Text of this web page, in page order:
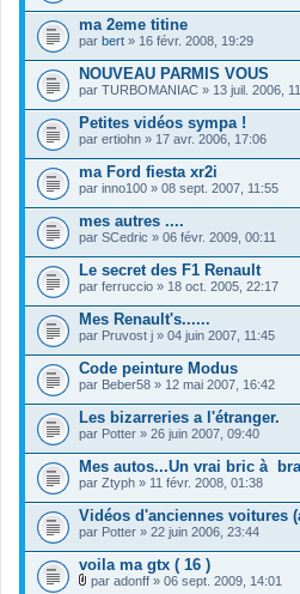
ma 2eme titine
par bert » 16 févr. 2008, 19:29
NOUVEAU PARMIS VOUS
par TURBOMANIAC » 13 juil. 2006,
Petites vidéos sympa !
par ertiohn » 17 avr. 2006, 17:06
ma Ford fiesta xr2i
par inno100 » 08 sept. 2007, 11:55
mes autres ....
par SCedric » 06 févr. 2009, 00:11
Le secret des F1 Renault
par ferruccio » 18 oct. 2005, 22:17
Mes Renault's......
par Pruvost j » 04 juin 2007, 11:45
Code peinture Modus
par Beber58 » 12 mai 2007, 16:42
Les bizarreries a l'étranger.
par Potter » 26 juin 2007, 09:40
Mes autos...Un vrai bric à
par Ztyph » 11 févr. 2008, 01:38
Vidéos d'anciennes voitures
par Potter » 22 juin 2006, 23:44
voila ma gtx ( 16 )
par adonff » 06 sept. 2009, 14:01